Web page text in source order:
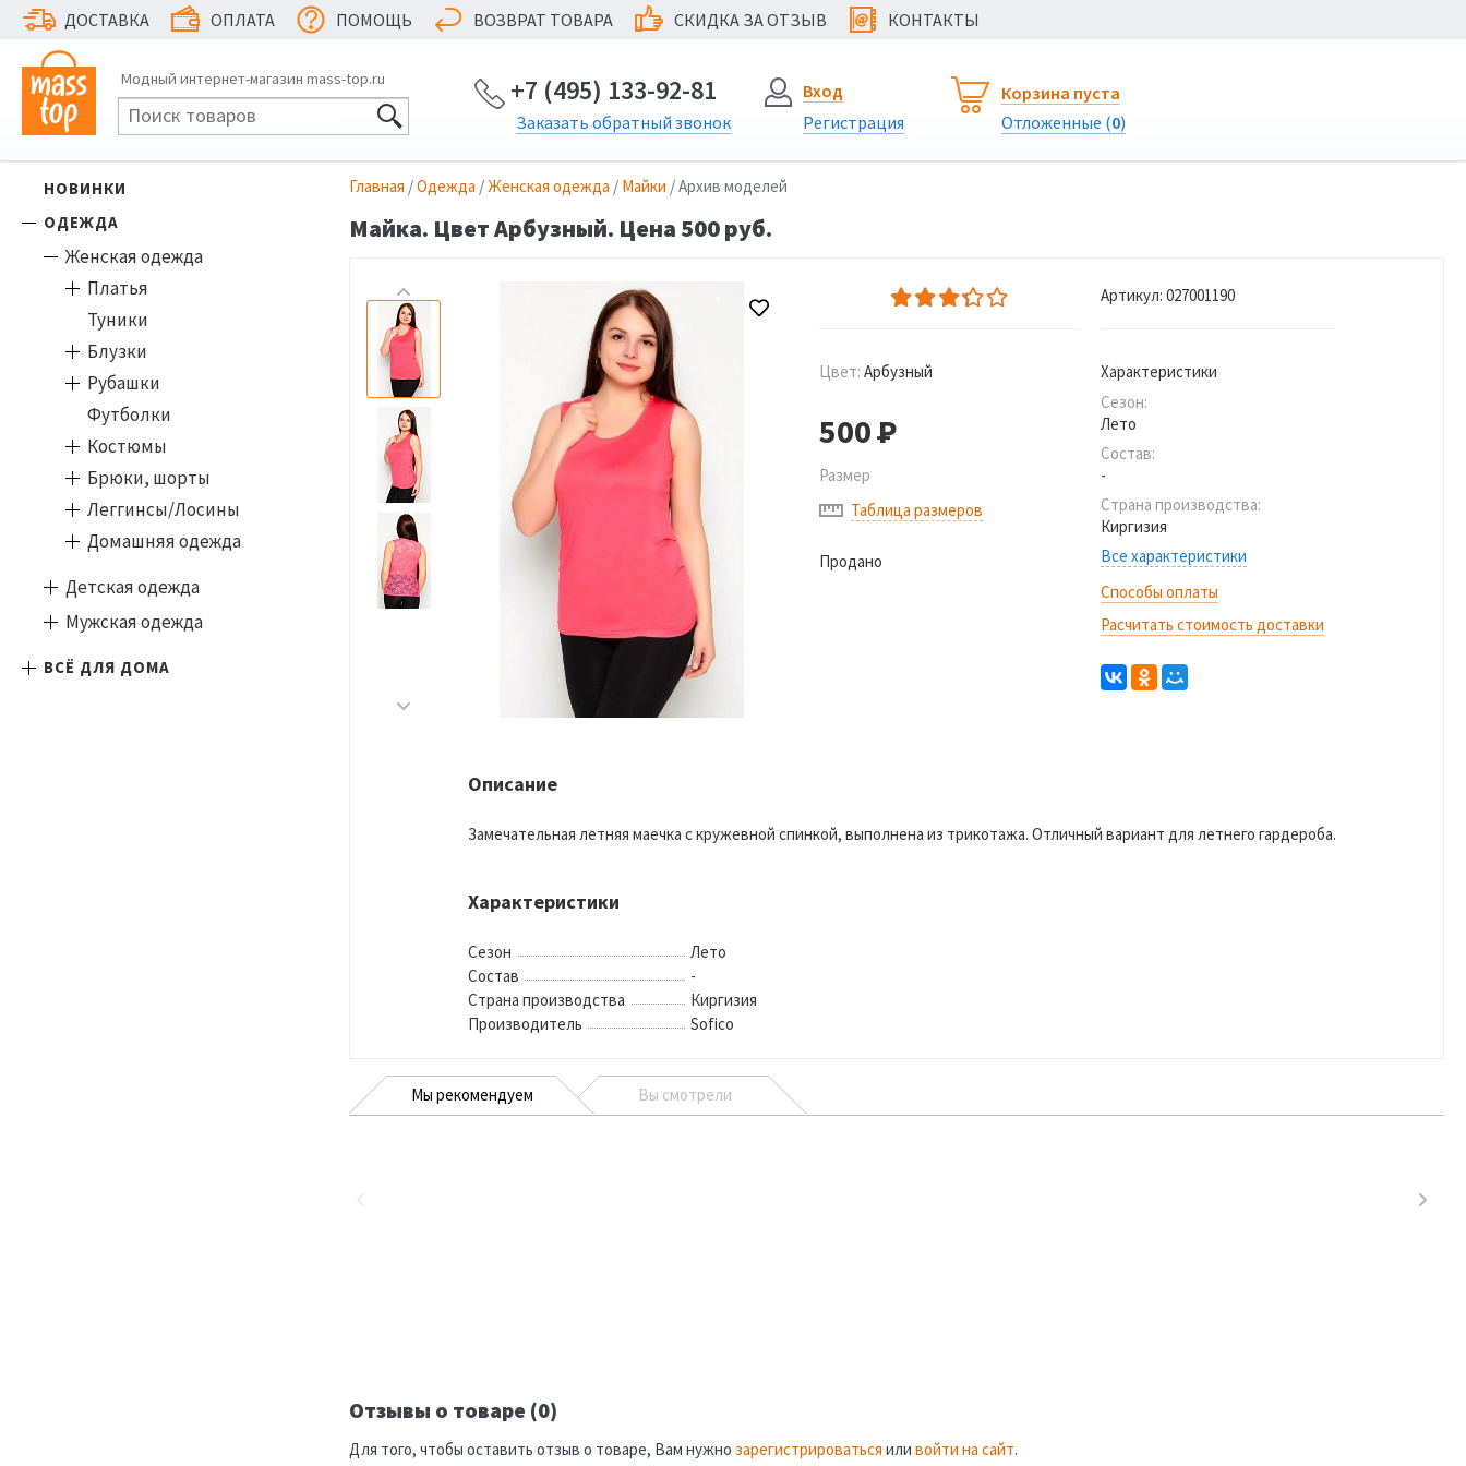
ДОСТАВКА ОПЛАТА ПОМОЩЬ ВОЗВРАТ ТОВАРА СКИДКА ЗА ОТЗЫВ @ КОНТАКТЫ
Модный интернет-магазин mass-top.ru +7 (495) 133-92-81
Заказать обратный звонок
Вход
Регистрация
Корзина пуста
Отложенные (0)
НОВИНКИ
ОДЕЖДА
Женская одежда
Платья
Туники
Блузки
Рубашки
Футболки
Костюмы
Брюки, шорты
Леггинсы/Лосины
Домашняя одежда
Детская одежда
Мужская одежда
ВСЁ ДЛЯ ДОМА
Главная /Одежда /Женская одежда / Майки / Архив моделей
Майка. Цвет Арбузный. Цена 500 руб.
Цвет: Арбузный
500Р
Размер
Таблица размеров
Продано
Артикул: 027001190
Характеристики
Сезон:
Лето
Состав:
-
Страна производства:
Киргизия
Все характеристики
Способы оплаты
Расчитать стоимость доставки
Описание
Замечательная летняя маечка с кружевной спинкой, выполнена из трикотажа. Отличный вариант для летнего гардероба.
Характеристики
Сезон
Лето
Состав
-
Страна производства
Киргизия
Производитель
Sofico
Мы рекомендуем Вы смотрели
Отзывы о товаре (0)
Для того, чтобы оставить отзыв о товаре, Вам нужно зарегистрироваться или войти на сайт.